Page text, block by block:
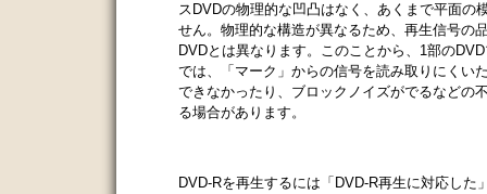
スDVDの物理的な凹凸はなく、あくまで平面の
せん。物理的な構造が異なるため、再生信号の
DVDとは異なります。このことから、1部の
では、「マーク」からの信号を読み取りにくい
できなかったり、ブロックノイズがでるなどの
る場合があります。
DVD-Rを再生するには「DVD-R再生に対応し